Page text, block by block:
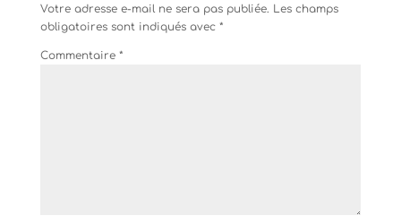
Votre adresse e-mail ne sera pas publiée. Les champs
obligatoires sont indiqués avec *
Commentaire *